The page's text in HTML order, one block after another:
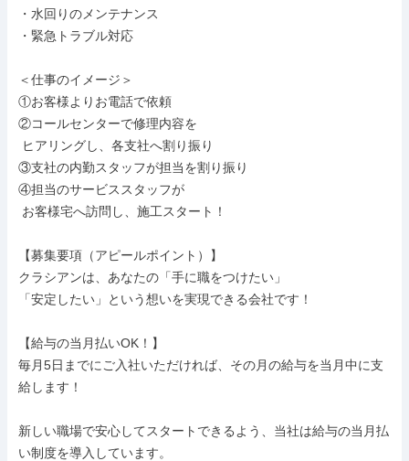
・水回りのメンテナンス
・緊急トラブル対応
＜仕事のイメージ＞
①お客様よりお電話で依頼
②コールセンターで修理内容を
③支社の内勤スタッフが担当を割り振り
④担当のサービススタッフが
【募集要項（アピールポイント）】
クラシアンは、あなたの「手に職をつけたい」
「安定したい」という想いを実現できる会社です！
【給与の当月払いOK！】
毎月5日までにご入社いただければ、その月の給与を当月中に支
給します！
新しい職場で安心してスタートできるよう、当社は給与の当月払
い制度を導入しています。